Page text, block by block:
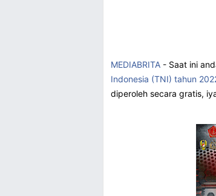
MEDIABRITA - Saat ini
Indonesia (TNI) tahun
diperoleh secara gratis,